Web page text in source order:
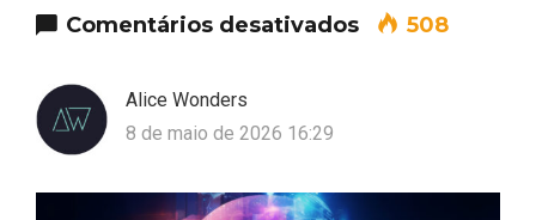
Comentários desativadosem 508
Alice Wonders
8 de maio de 2026 16:29